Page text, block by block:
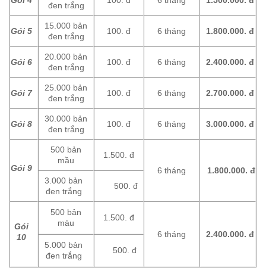
đen trắng
Gói 5
15.000 bản
đen trắng
100. đ 6 tháng 1.800.000. đ
Gói 6
20.000 bản
đen trắng
100. đ 6 tháng 2.400.000. đ
Gói 7
25.000 bản
đen trắng
100. đ 6 tháng 2.700.000. đ
Gói 8
30.000 bản
đen trắng
100. đ 6 tháng 3.000.000. đ
Gói 9
500 bản
mầu
1.500. đ
6 tháng
1.800.000. đ
3.000 bản
đen trắng
500. đ
Gói
10
500 bản
màu
1.500. đ
6 tháng
2.400.000. đ
5.000 bản
đen trắng
500. đ